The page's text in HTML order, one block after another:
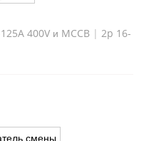
400V и MCCB | 2p 16-
смены